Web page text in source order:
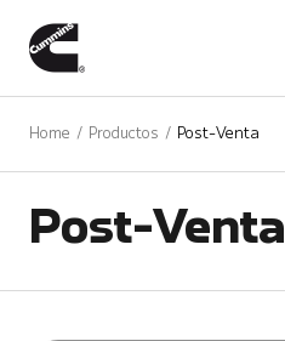
Home Productos Post-Venta
Post-Venta